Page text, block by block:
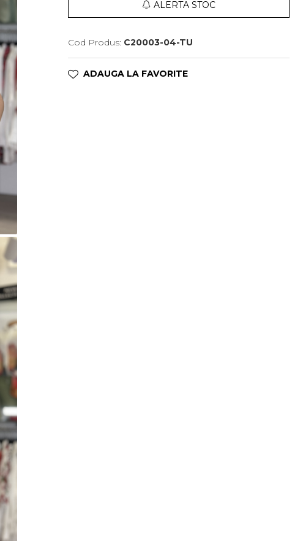
ALERTA STOC
Cod Produs: C20003-04-TU
ADAUGA LA FAVORITE